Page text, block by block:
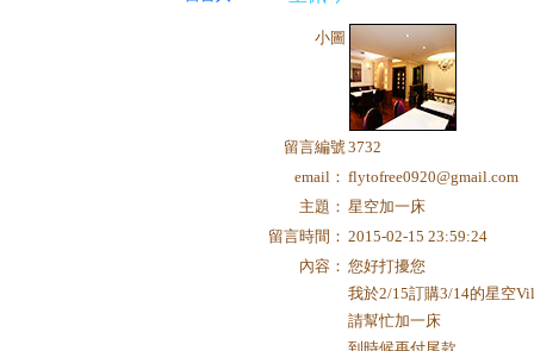
小圖
留言編號3732
email： flytofree0920@gmail.com
主題： 星空加一床
留言時間： 2015-02-15 23:59:24
內容： 您好打擾您
我於2/15訂購3/14的星空
請幫忙加一床